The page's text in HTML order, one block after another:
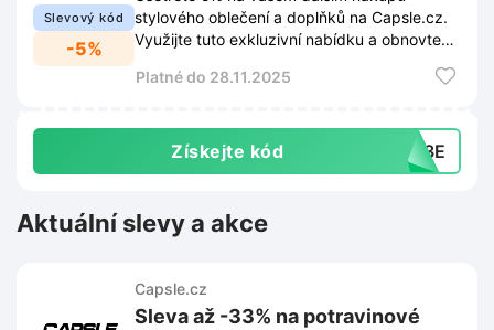
Slevový kód
-5%
stylového oblečení a doplňků na Capsle.cz.
Využijte tuto exkluzivní nabídku a obnovte
Platné do 28.11.2025
Získejte kód CB3E
Aktuální slevy a akce
Capsle.cz
Sleva až -33% na potravinové